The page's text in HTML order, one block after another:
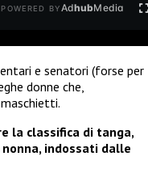
POWERED BYAdhubMedia
e senatori (forse per
donne che,
la classifica di tanga,
indossati dalle